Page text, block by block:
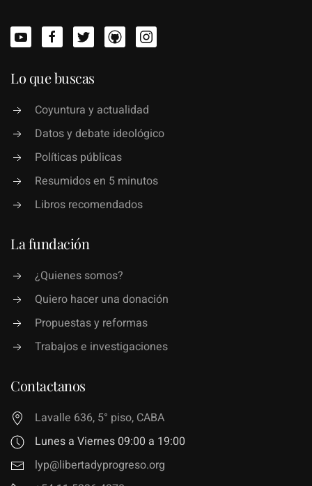
Lo que buscas
Coyuntura y actualidad
Datos y debate ideológico
Políticas públicas
Resumidos en 5 minutos
Libros recomendados
La fundación
¿Quienes somos?
Quiero hacer una donación
Propuestas y reformas
Trabajos e investigaciones
Contactanos
Lavalle 636, 5° piso, CABA
Lunes a Viernes 09:00 a 19:00
lyp@libertadyprogreso.org